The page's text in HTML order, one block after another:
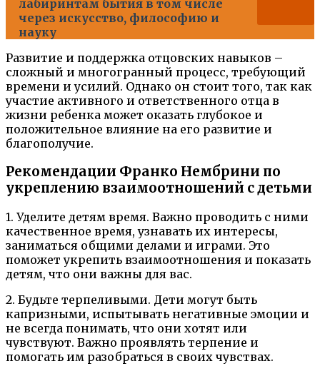
лабиринтам бытия в том числе
через искусство, философию и
науку
Развитие и поддержка отцовских навыков –
сложный и многогранный процесс, требующий
времени и усилий. Однако он стоит того, так как
участие активного и ответственного отца в
жизни ребенка может оказать глубокое и
положительное влияние на его развитие и
благополучие.
Рекомендации Франко Нембрини по
укреплению взаимоотношений с детьми
1. Уделите детям время. Важно проводить с ними
качественное время, узнавать их интересы,
заниматься общими делами и играми. Это
поможет укрепить взаимоотношения и показать
детям, что они важны для вас.
2. Будьте терпеливыми. Дети могут быть
капризными, испытывать негативные эмоции и
не всегда понимать, что они хотят или
чувствуют. Важно проявлять терпение и
помогать им разобраться в своих чувствах.